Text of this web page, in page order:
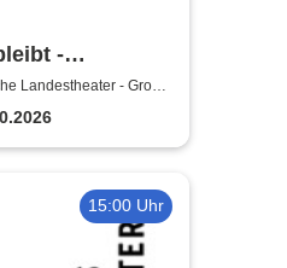
-
Landestheater - Große
15:00 Uhr